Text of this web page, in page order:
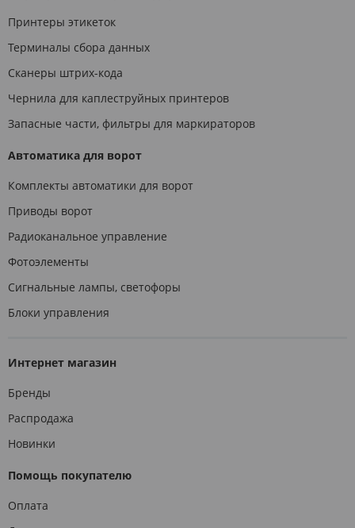
Принтеры этикеток
Терминалы сбора данных
Сканеры штрих-кода
Чернила для каплеструйных принтеров
Запасные части, фильтры для маркираторов
Автоматика для ворот
Комплекты автоматики для ворот
Приводы ворот
Радиоканальное управление
Фотоэлементы
Сигнальные лампы, светофоры
Блоки управления
Интернет магазин
Бренды
Распродажа
Новинки
Помощь покупателю
Оплата